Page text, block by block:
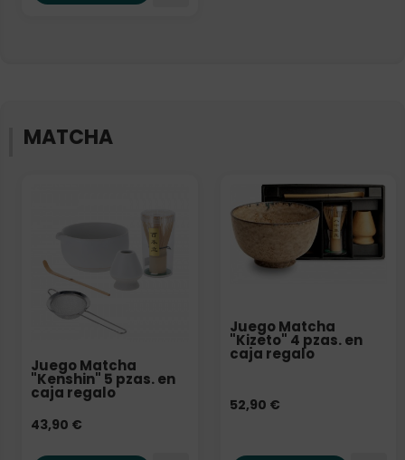
MATCHA
Juego Matcha
"Kenshin" 5 pzas. en
caja regalo
43,90 €
Juego Matcha
"Kizeto" 4 pzas. en
caja regalo
52,90 €